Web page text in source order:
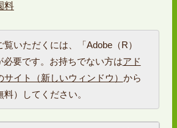
料
いただくには、「Adobe（R）
必要です。お持ちでない方はアド
イト（新しいウィンドウ） から
）してください。